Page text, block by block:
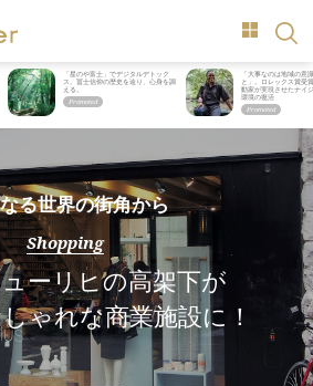
「星のや富士」でデジタルデトック
ス。冨士信仰の歴史を辿り、心身を調
える。
「大事なのは地域の意
と」。ロレックス賞受
動家が実現させたナイ
環境の復活
る世界の街角から
Shopping
ーリヒの高架下が
ゃれな商業施設に！